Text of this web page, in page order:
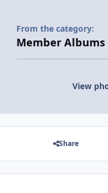
From the category:
Member Albums
View
Share